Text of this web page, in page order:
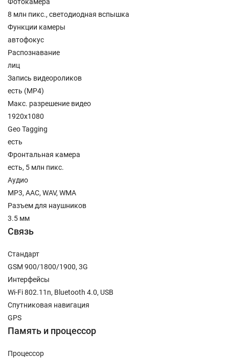
8 млн пикс., светодиодная вспышка
Функции камеры
автофокус
Распознавание
лиц
Запись видеороликов
есть (MP4)
Макс. разрешение видео
1920x1080
Geo Tagging
есть
Фронтальная камера
есть, 5 млн пикс.
Аудио
MP3, AAC, WAV, WMA
Разъем для наушников
3.5 мм
Связь
Стандарт
GSM 900/1800/1900, 3G
Интерфейсы
Wi-Fi 802.11n, Bluetooth 4.0, USB
Спутниковая навигация
GPS
Память и процессор
Процессор